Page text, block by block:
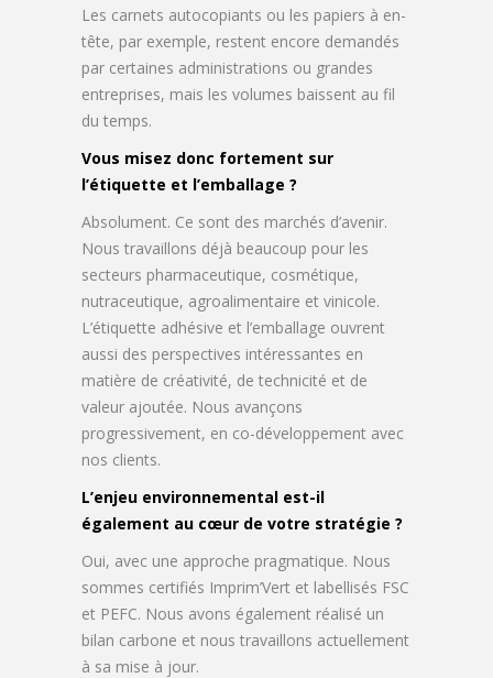
Les carnets autocopiants ou les papiers à en-
tête, par exemple, restent encore demandés
par certaines administrations ou grandes
entreprises, mais les volumes baissent au fil
du temps.
Vous misez donc fortement sur
l’étiquette et l’emballage ?
Absolument. Ce sont des marchés d’avenir.
Nous travaillons déjà beaucoup pour les
secteurs pharmaceutique, cosmétique,
nutraceutique, agroalimentaire et vinicole.
L’étiquette adhésive et l’emballage ouvrent
aussi des perspectives intéressantes en
matière de créativité, de technicité et de
valeur ajoutée. Nous avançons
progressivement, en co-développement avec
nos clients.
L’enjeu environnemental est-il
également au cœur de votre stratégie ?
Oui, avec une approche pragmatique. Nous
sommes certifiés Imprim’Vert et labellisés FSC
et PEFC. Nous avons également réalisé un
bilan carbone et nous travaillons actuellement
à sa mise à jour.